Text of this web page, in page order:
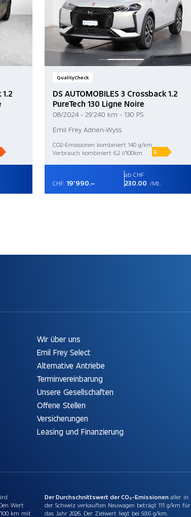
QualityCheck
DS AUTOMOBILES 3 Crossback 1.2
PureTech 130 Ligne Noire
08/2024 - 29'240 km - 130 PS
Emil Frey Adrien-Wyss
CO2-Emissionen kombiniert 140 g/km
Verbrauch kombiniert 6.2 l/100km
E
CHF 19'990.–
ab CHF
230.00 /Mt.
Wir über uns
Emil Frey Select
Alternative Antriebe
Terminvereinbarung
Unsere Gesellschaften
Offene Stellen
Versicherungen
Leasing und Finanzierung
Wert
km mit
Der Durchschnittswert der CO₂-Emissionenaller in
der Schweiz verkauften Neuwagen beträgt 111 g/km für
das Jahr 2026. Der Zielwert liegt bei 93.6 g/km.